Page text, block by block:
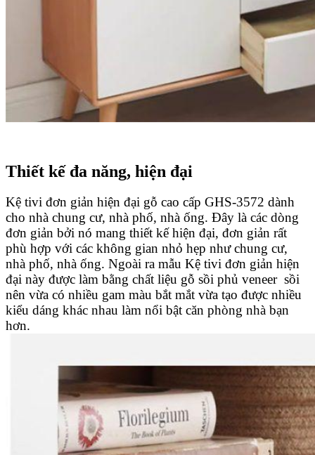
Thiết kế đa năng, hiện đại
Kệ tivi đơn giản hiện đại gỗ cao cấp GHS-3572 dành
cho nhà chung cư, nhà phố, nhà ống. Đây là các dòng
đơn giản bởi nó mang thiết kế hiện đại, đơn giản rất
phù hợp với các không gian nhỏ hẹp như chung cư,
nhà phố, nhà ống. Ngoài ra mẫu Kệ tivi đơn giản hiện
đại này được làm bằng chất liệu gỗ sồi phủ veneer sồi
nên vừa có nhiều gam màu bắt mắt vừa tạo được nhiều
kiểu dáng khác nhau làm nổi bật căn phòng nhà bạn
hơn.